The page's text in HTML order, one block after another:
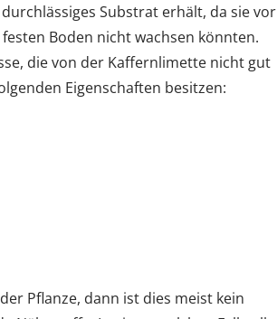
Substrat erhält, da sie vor
Boden nicht wachsen könnten.
die von der Kaffernlimette nicht gut
Eigenschaften besitzen:
Pflanze, dann ist dies meist kein